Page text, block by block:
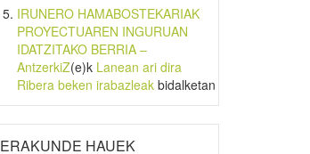
IRUNERO HAMABOSTEKARIAK
PROYECTUAREN INGURUAN
IDATZITAKO BERRIA –
AntzerkiZ(e)k Lanean ari dira
Ribera beken irabazleakbidalketan
ERAKUNDE HAUEK